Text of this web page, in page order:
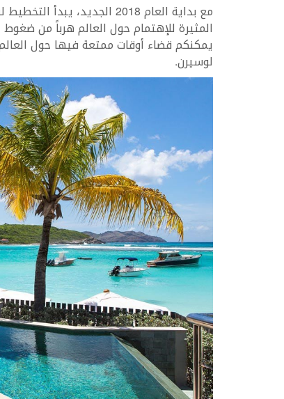
مع بداية العام 2018
المثيرة للإهتمام حول العالم هرباً من
يمكنكم قضاء أوقات ممتعة فيها حول
لوسيرن.